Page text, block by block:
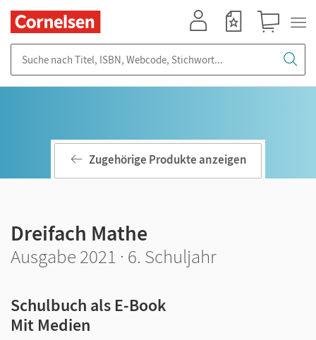
Zugehörige Produkte anzeigen
Dreifach Mathe
Ausgabe 2021 · 6. Schuljahr
Schulbuch als E-Book
Mit Medien